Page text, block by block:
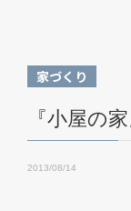
家づくり
『小屋の家
2013/08/14